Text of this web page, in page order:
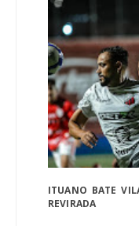
ITUANO BATE
REVIRADA